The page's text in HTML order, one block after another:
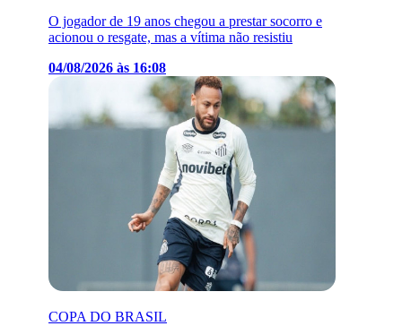
O jogador de 19 anos chegou a prestar socorro e
acionou o resgate, mas a vítima não resistiu
04/08/2026 às 16:08
COPA DO BRASIL